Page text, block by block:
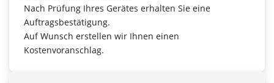
Nach Prüfung Ihres Gerätes erhalten Sie eine
Auftragsbestätigung.
Auf Wunsch erstellen wir Ihnen einen
Kostenvoranschlag.